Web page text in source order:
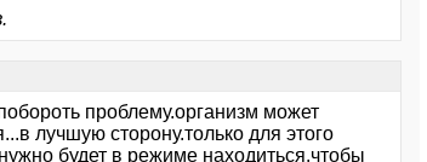
проблему.организм может
лучшую сторону.только для этого
будет в режиме находиться.чтобы